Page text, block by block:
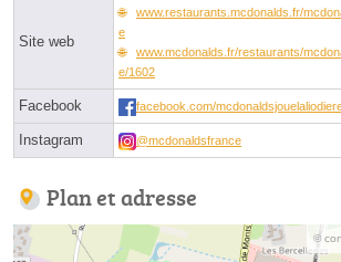
Site web
www.restaurants.mcdonalds.fr/
e
www.mcdonalds.fr/restaurants/
e/1602
Facebook facebook.com/
Instagram @mcdonaldsfrance
Plan et adresse
©